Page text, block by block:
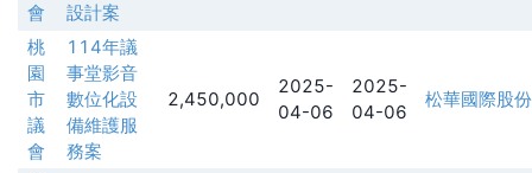
會
設計案
桃
園
市
議
會
114年議
事堂影音
數位化設
備維護服
務案
2,450,000
2025-
04-06
2025-
04-06
松華國際股